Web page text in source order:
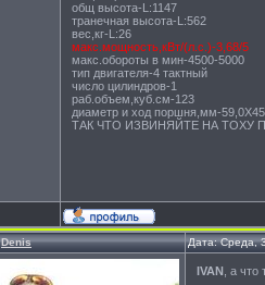
общ высота-L:1147
транечная высота-L:562
вес,кг-L:26
макс.мощность,кВт/(л.с.)-3,68/5
макс.обороты в мин-4500-5000
тип двигателя-4 тактный
число цилиндров-1
раб.объем,куб.см-123
диаметр и ход поршня,мм-
ТАК ЧТО ИЗВИНЯЙТЕ НА ТОХУ
Denis Дата: Среда,
IVAN , а